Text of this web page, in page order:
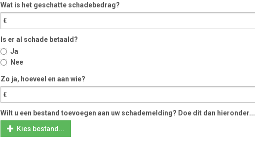
Wat is het geschatte schadebedrag?
Is er al schade betaald?
Ja
Nee
Zo ja, hoeveel en aan wie?
Wilt u een bestand toevoegen aan uw schademelding? Doe dit dan hieronder...
Kies bestand...